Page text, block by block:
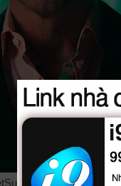
+ Thuyết Minh,